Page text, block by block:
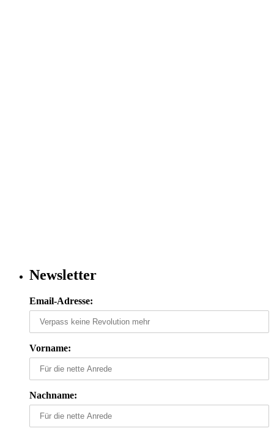
Newsletter
Email-Adresse:
Vorname:
Nachname: